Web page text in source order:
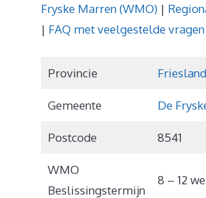
Fryske Marren (WMO) |
| FAQ met veelgestelde vragen
Provincie Friesland
Gemeente De
Postcode 8541
WMO
Beslissingstermijn
8 – 12